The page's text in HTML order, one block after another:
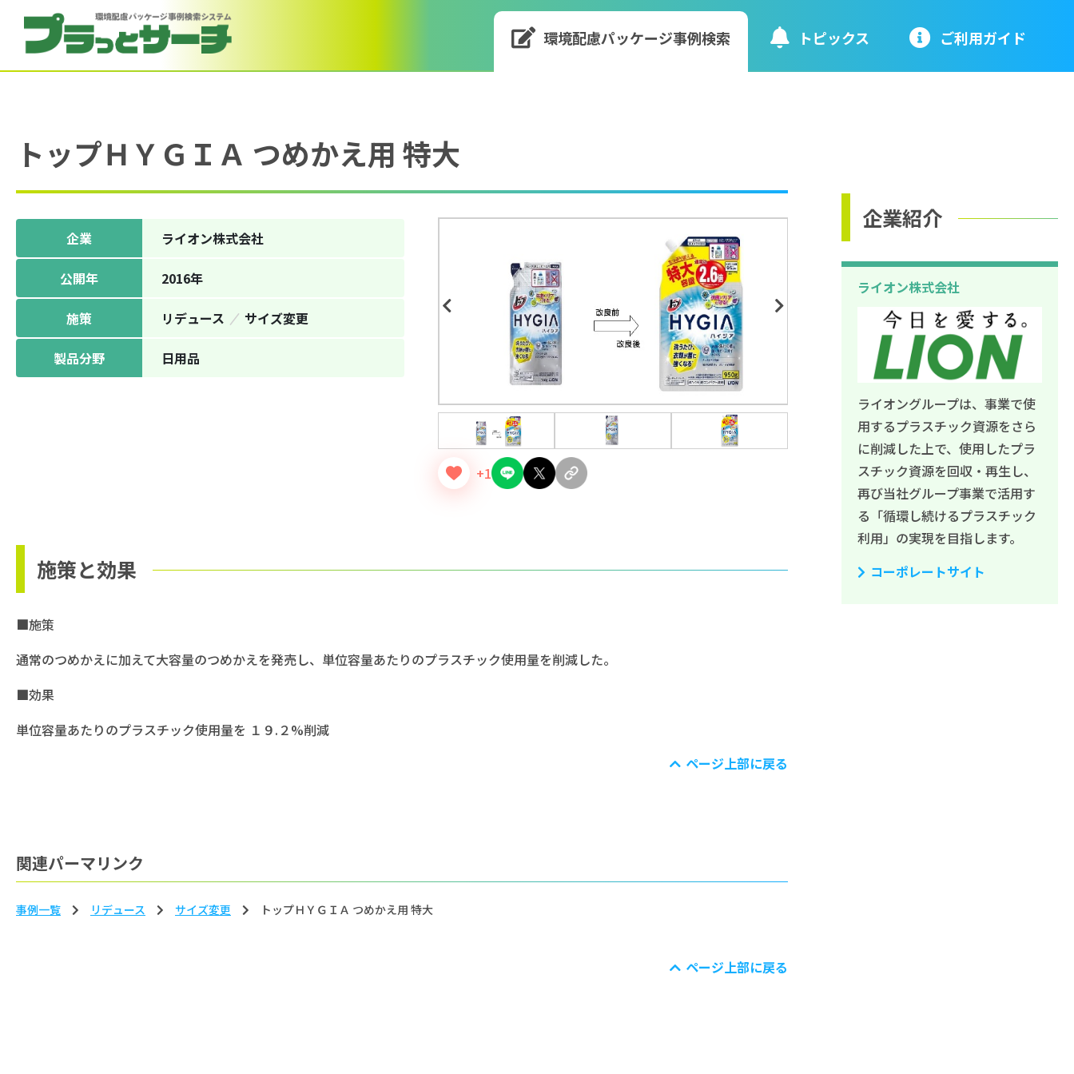
環境配慮パッケージ事例検索 トピックス ご利⽤ガイド
トップＨＹＧＩＡ つめかえ用 特大
Previous Next
+1
企業 ライオン株式会社
公開年 2016年
施策 リデュース サイズ変更
製品分野 日用品
施策と効果
■施策
通常のつめかえに加えて大容量のつめかえを発売し、単位容量あたりのプラスチック使用量を削減した。
■効果
単位容量あたりのプラスチック使用量を １９.２%削減
ページ上部に戻る
関連パーマリンク
事例一覧 リデュース サイズ変更 トップＨＹＧＩＡ つめかえ用 特大
ページ上部に戻る
企業紹介
ライオン株式会社
ライオングループは、事業で使
用するプラスチック資源をさら
に削減した上で、使用したプラ
スチック資源を回収・再生し、
再び当社グループ事業で活用す
る「循環し続けるプラスチック
利用」の実現を目指します。
コーポレートサイト